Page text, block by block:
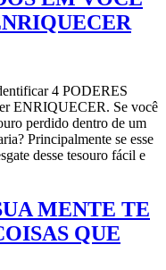
4 PODERES
ENRIQUECER. Se você
perdido dentro de um
Principalmente se esse
desse tesouro fácil e
MENTE TE
QUE